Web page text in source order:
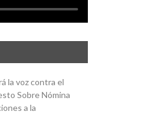
la voz contra el
Sobre Nómina
a la